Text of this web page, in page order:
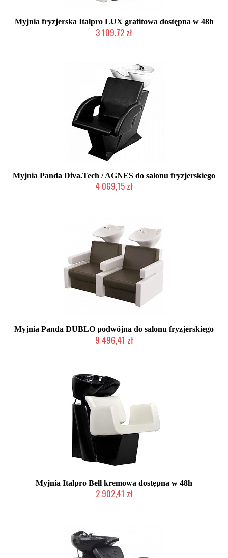
Myjnia fryzjerska Italpro LUX grafitowa dostępna w 48h
3 109,72 zł
Myjnia Panda Diva.Tech / AGNES do salonu fryzjerskiego
4 069,15 zł
Myjnia Panda DUBLO podwójna do salonu fryzjerskiego
9 496,41 zł
Myjnia Italpro Bell kremowa dostępna w 48h
2 902,41 zł